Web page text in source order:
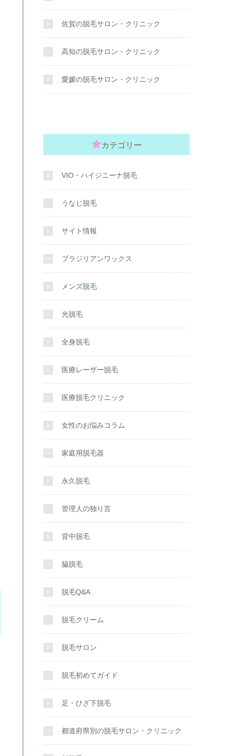
佐賀の脱毛サロン・クリニック
高知の脱毛サロン・クリニック
愛媛の脱毛サロン・クリニック
カテゴリー
VIO・ハイジニーナ脱毛
うなじ脱毛
サイト情報
ブラジリアンワックス
メンズ脱毛
光脱毛
全身脱毛
医療レーザー脱毛
医療脱毛クリニック
女性のお悩みコラム
家庭用脱毛器
永久脱毛
管理人の独り言
背中脱毛
脇脱毛
脱毛Q&A
脱毛クリーム
脱毛サロン
脱毛初めてガイド
足・ひざ下脱毛
都道府県別の脱毛サロン・クリニック